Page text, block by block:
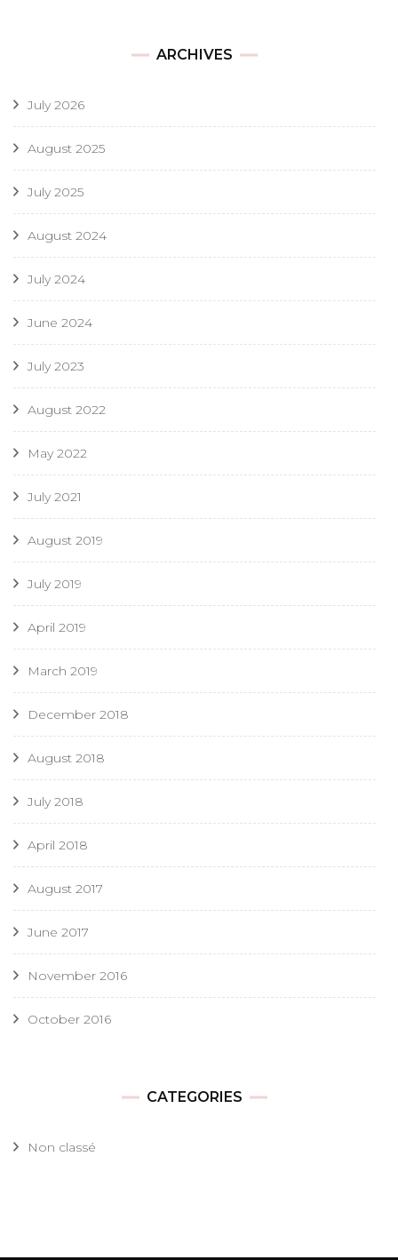
ARCHIVES
July 2026
August 2025
July 2025
August 2024
July 2024
June 2024
July 2023
August 2022
May 2022
July 2021
August 2019
July 2019
April 2019
March 2019
December 2018
August 2018
July 2018
April 2018
August 2017
June 2017
November 2016
October 2016
CATEGORIES
Non classé